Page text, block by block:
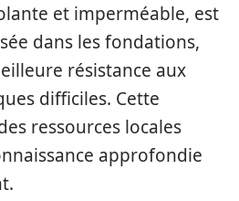
et imperméable, est
dans les fondations,
résistance aux
difficiles. Cette
ressources locales
approfondie